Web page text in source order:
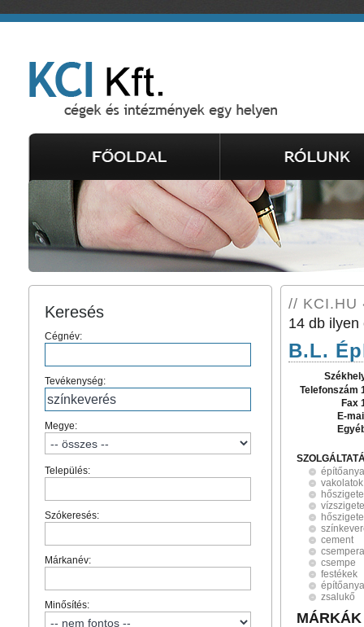
Keresés
Cégnév:
Tevékenység:
Megye:
Település:
Szókeresés:
Márkanév:
Minősítés:
// KCI.HU
14 db ilyen
B.L.
Telefonszám
Fax
E-
vakolatok
cement
csempe
festékek
zsalukő
MÁRKÁK